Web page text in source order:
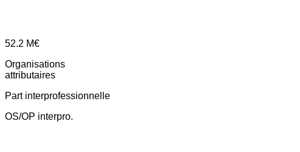
52.2 M€
Organisations
attributaires
Part interprofessionnelle
OS/OP interpro.